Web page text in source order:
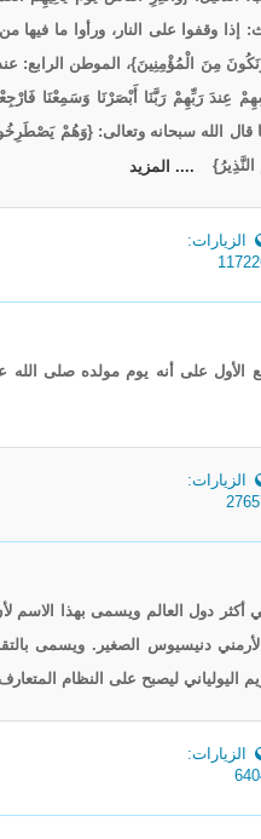
وقفوا على النار، ورأوا ما فيها من
وَنَكُونَ مِنَ الْمُؤْمِنِينَ}، الموطن
عِندَ رَبِّهِمْ رَبَّنَا أَبْصَرْنَا وَسَمِعْنَا
قال الله سبحانه وتعالى: {وَهُمْ
.... المزيد
الزيارات:
الأول على أنه يوم مولده صلى الله
الزيارات:
أكثر دول العالم ويسمى بهذا الاسم
دنيسيوس الصغير. ويسمى
اليولياني ليصبح على النظام
الزيارات: